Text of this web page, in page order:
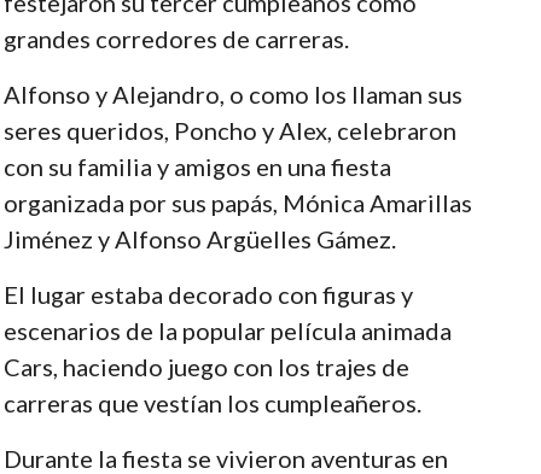
grandes corredores de carreras.
Alfonso y Alejandro, o como los llaman sus
seres queridos, Poncho y Alex, celebraron
con su familia y amigos en una fiesta
organizada por sus papás, Mónica Amarillas
Jiménez y Alfonso Argüelles Gámez.
El lugar estaba decorado con figuras y
escenarios de la popular película animada
Cars, haciendo juego con los trajes de
carreras que vestían los cumpleañeros.
Durante la fiesta se vivieron aventuras en